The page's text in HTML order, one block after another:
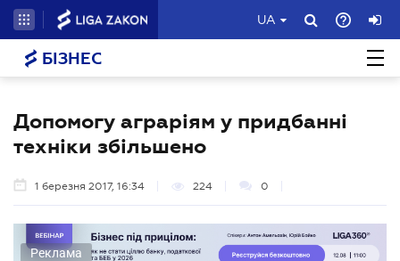
UA
БІЗНЕС
Допомогу аграріям у придбанні
техніки збільшено
1 березня 2017, 16:34 224 0
Реклама